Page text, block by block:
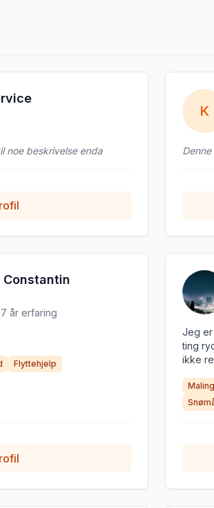
noe beskrivelse enda
K
Constantin
7 år erfaring
Flyttehjelp
Jeg er
ting
ikke
nøye
Maling